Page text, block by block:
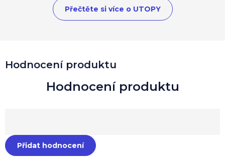
Hodnocení produktu
Přidat hodnocení
Přečtěte si více o UTOPY